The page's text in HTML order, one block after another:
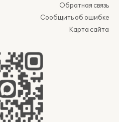
Обратная связь
Сообщить об ошибке
Карта сайта